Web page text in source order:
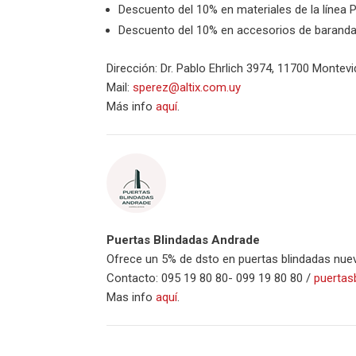
Descuento del 10% en materiales de la línea
Descuento del 10% en accesorios de
Dirección: Dr. Pablo Ehrlich 3974, 11700
Mail:sperez@altix.com.uy
Más infoaquí.
Puertas Blindadas Andrade
Ofrece un 5% de dsto en puertas blindadas
Contacto: 095 19 80 80- 099 19 80 80 /
Mas infoaquí.